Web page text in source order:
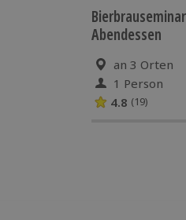
Abendessen
an 3 Orten
1 Person
4.8 (19)